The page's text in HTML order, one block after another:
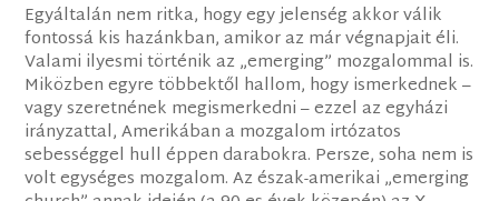
Egyáltalán nem ritka, hogy egy jelenség akkor válik
fontossá kis hazánkban, amikor az már végnapjait éli.
Valami ilyesmi történik az „emerging” mozgalommal is.
Miközben egyre többektől hallom, hogy ismerkednek –
vagy szeretnének megismerkedni – ezzel az egyházi
irányzattal, Amerikában a mozgalom irtózatos
sebességgel hull éppen darabokra. Persze, soha nem is
volt egységes mozgalom. Az észak-amerikai „emerging